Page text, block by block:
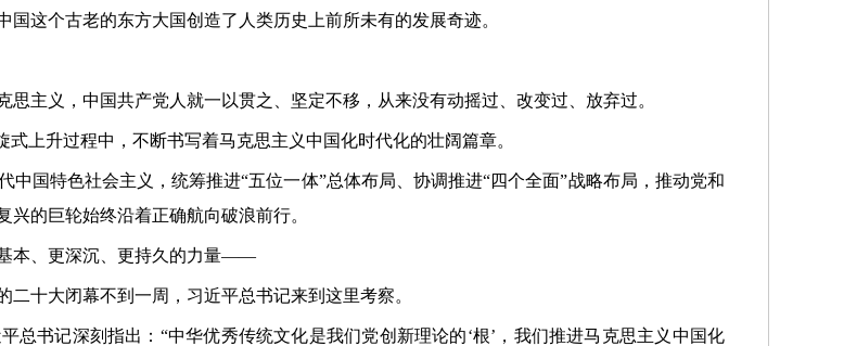
这个古老的东方大国创造了人类历史上前所未有的发展奇迹。
主义，中国共产党人就一以贯之、坚定不移，从来没有动摇过、改变过、放弃过。
上升过程中，不断书写着马克思主义中国化时代化的壮阔篇章。
国特色社会主义，统筹推进“五位一体”总体布局、协调推进“四个全面”战略布局，推动党和
的巨轮始终沿着正确航向破浪前行。
本、更深沉、更持久的力量——
十大闭幕不到一周，习近平总书记来到这里考察。
总书记深刻指出：“中华优秀传统文化是我们党创新理论的‘根’，我们推进马克思主义中国化